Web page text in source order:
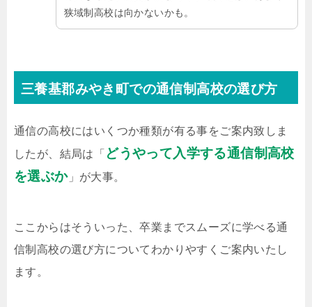
狭域制高校は向かないかも。
三養基郡みやき町での通信制高校の選び方
通信の高校にはいくつか種類が有る事をご案内致しま
したが、結局は「 どうやって入学する通信制高校
を選ぶか」が大事。
ここからはそういった、卒業までスムーズに学べる通
信制高校の選び方についてわかりやすくご案内いたし
ます。